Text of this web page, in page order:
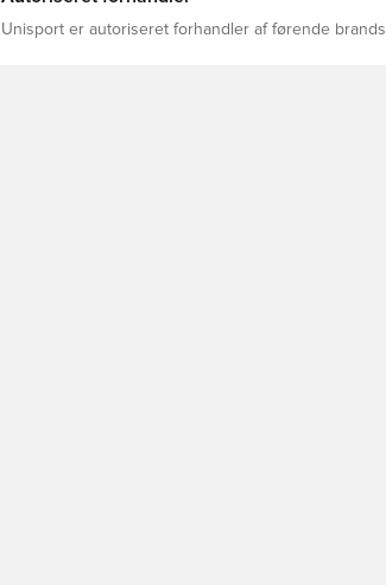
Unisport er autoriseret forhandler af førende brands